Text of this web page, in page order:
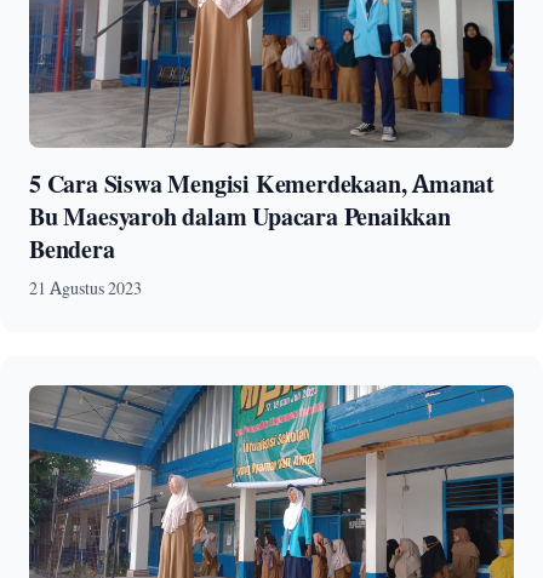
5 Cara Siswa Mengisi Kemerdekaan, Amanat
Bu Maesyaroh dalam Upacara Penaikkan
Bendera
21 Agustus 2023